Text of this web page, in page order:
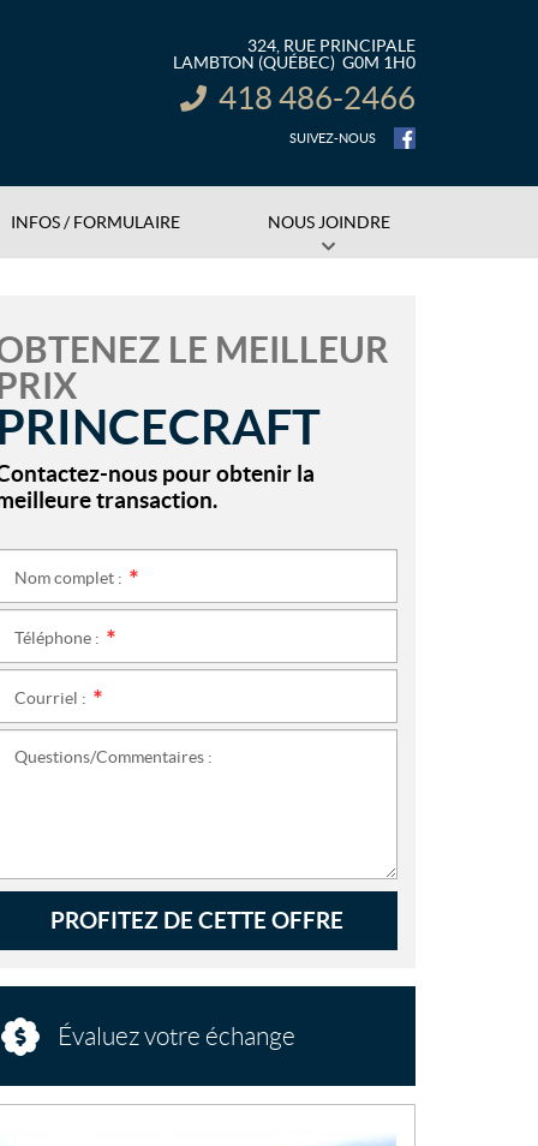
324, RUE PRINCIPALE
LAMBTON (QUÉBEC) G0M 1H0
INFORMATION :
418 486-2466
SUIVEZ-NOUS
INFOS / FORMULAIRE NOUS JOINDRE
LE MEILLEUR
PRINCECRAFT
nous pour obtenir la
transaction.
Nom complet :
Téléphone :
Courriel :
Questions/Commentaires :
PROFITEZ DE CETTE OFFRE
Évaluez votre échange